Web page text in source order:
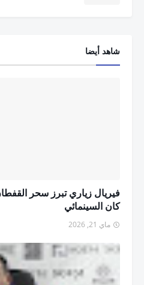
شاهد أيضا
فيريال زياري تبرز سحر
كان السينمائي
ماي 21, 2026